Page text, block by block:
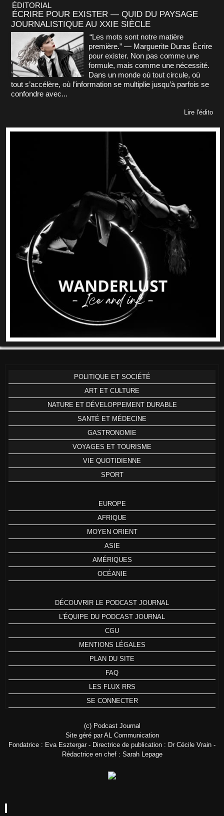
ÉDITORIAL
ÉCRIRE POUR EXISTER — QUID DU PAYSAGE
JOURNALISTIQUE AU XXIE SIÈCLE
“Les mots sont notre matière
première.” — Marguerite Duras Écrire
pour exister. Non pas comme une
formule, mais comme une nécessité.
Dans un monde où tout circule, où
tout s’accélère, où l’information se multiplie jusqu’à parfois se
confondre avec...
Lire l'édito
POLITIQUE ET SOCIÉTÉ
ART ET CULTURE
NATURE ET DÉVELOPPEMENT DURABLE
SANTÉ ET MÉDECINE
GASTRONOMIE
VOYAGES ET TOURISME
VIE QUOTIDIENNE
SPORT
EUROPE
AFRIQUE
MOYEN ORIENT
ASIE
AMÉRIQUES
OCÉANIE
DÉCOUVRIR LE PODCAST JOURNAL
L'ÉQUIPE DU PODCAST JOURNAL
CGU
MENTIONS LÉGALES
PLAN DU SITE
FAQ
LES FLUX RRS
SE CONNECTER
(c) Podcast Journal
Site géré par AL Communication
Fondatrice : Eva Esztergar - Directrice de publication : Dr Cécile Vrain -
Rédactrice en chef : Sarah Lepage